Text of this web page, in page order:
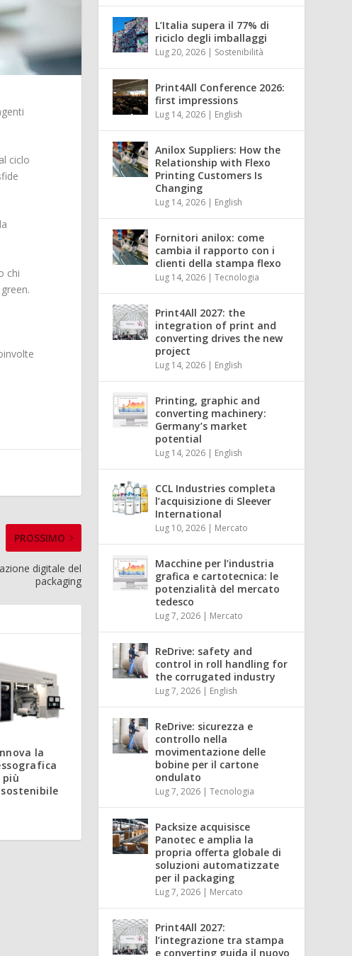
ciclo
chi
PROSSIMO
digitale del
packaging
la
L’Italia supera il 77% di
riciclo degli imballaggi
Lug 20, 2026 | Sostenibilità
Print4All Conference 2026:
first impressions
Lug 14, 2026 | English
Anilox Suppliers: How the
Relationship with Flexo
Printing Customers Is
Changing
Lug 14, 2026 | English
Fornitori anilox: come
cambia il rapporto con i
clienti della stampa flexo
Lug 14, 2026 |Tecnologia
Print4All 2027: the
integration of print and
converting drives the new
project
Lug 14, 2026 | English
Printing, graphic and
converting machinery:
Germany’s market
potential
Lug 14, 2026 | English
CCL Industries completa
l’acquisizione di Sleever
International
Lug 10, 2026 | Mercato
Macchine per l’industria
grafica e cartotecnica: le
potenzialità del mercato
tedesco
Lug 7, 2026 | Mercato
ReDrive: safety and
control in roll handling for
the corrugated industry
Lug 7, 2026 | English
ReDrive: sicurezza e
controllo nella
movimentazione delle
bobine per il cartone
ondulato
Lug 7, 2026 |Tecnologia
Packsize acquisisce
Panotec e amplia la
propria offerta globale di
soluzioni automatizzate
per il packaging
Lug 7, 2026 | Mercato
Print4All 2027:
l’integrazione tra stampa
e converting guida il nuovo